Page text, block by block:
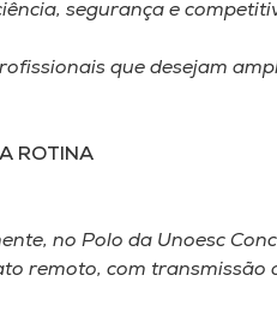
segurança e
que desejam
ROTINA
no Polo da Unoesc
remoto, com transmissão